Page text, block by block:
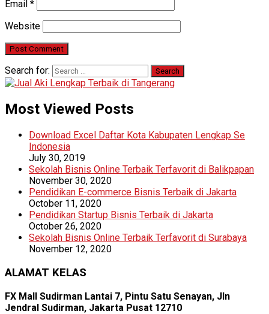
Email *
Website
Search for:
Most Viewed Posts
Download Excel Daftar Kota Kabupaten Lengkap Se
Indonesia
July 30, 2019
Sekolah Bisnis Online Terbaik Terfavorit di Balikpapan
November 30, 2020
Pendidikan E-commerce Bisnis Terbaik di Jakarta
October 11, 2020
Pendidikan Startup Bisnis Terbaik di Jakarta
October 26, 2020
Sekolah Bisnis Online Terbaik Terfavorit di Surabaya
November 12, 2020
ALAMAT KELAS
FX Mall Sudirman Lantai 7, Pintu Satu Senayan, Jln
Jendral Sudirman, Jakarta Pusat 12710